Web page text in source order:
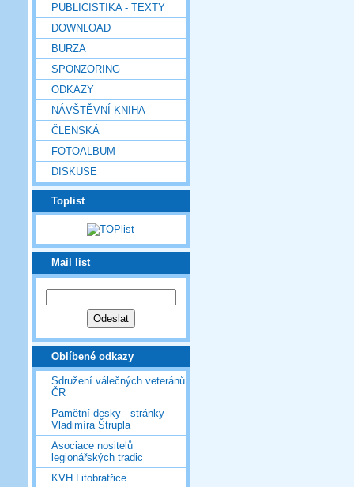
PUBLICISTIKA - TEXTY
DOWNLOAD
BURZA
SPONZORING
ODKAZY
NÁVŠTĚVNÍ KNIHA
ČLENSKÁ
FOTOALBUM
DISKUSE
Toplist
Mail list
Oblíbené odkazy
Sdružení válečných veteránů
ČR
Pamětní desky - stránky
Vladimíra Štrupla
Asociace nositelů
legionářských tradic
KVH Litobratřice